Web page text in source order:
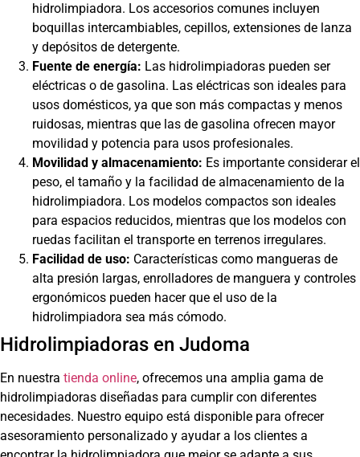
hidrolimpiadora. Los accesorios comunes incluyen
boquillas intercambiables, cepillos, extensiones de lanza
y depósitos de detergente.
Fuente de energía: Las hidrolimpiadoras pueden ser
eléctricas o de gasolina. Las eléctricas son ideales para
usos domésticos, ya que son más compactas y menos
ruidosas, mientras que las de gasolina ofrecen mayor
movilidad y potencia para usos profesionales.
Movilidad y almacenamiento: Es importante considerar el
peso, el tamaño y la facilidad de almacenamiento de la
hidrolimpiadora. Los modelos compactos son ideales
para espacios reducidos, mientras que los modelos con
ruedas facilitan el transporte en terrenos irregulares.
Facilidad de uso: Características como mangueras de
alta presión largas, enrolladores de manguera y controles
ergonómicos pueden hacer que el uso de la
hidrolimpiadora sea más cómodo.
Hidrolimpiadoras en Judoma
En nuestra tienda online, ofrecemos una amplia gama de
hidrolimpiadoras diseñadas para cumplir con diferentes
necesidades. Nuestro equipo está disponible para ofrecer
asesoramiento personalizado y ayudar a los clientes a